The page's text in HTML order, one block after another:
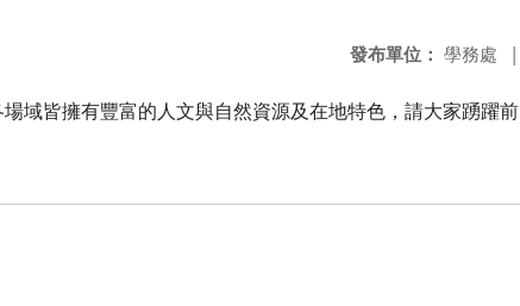
發布單位： 學務處 |
域皆擁有豐富的人文與自然資源及在地特色，請大家踴躍前